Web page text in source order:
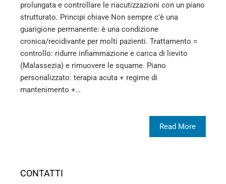
prolungata e controllare le riacutizzazioni con un piano
strutturato. Principi chiave Non sempre c'è una
guarigione permanente: è una condizione
cronica/recidivante per molti pazienti. Trattamento =
controllo: ridurre infiammazione e carica di lievito
(Malassezia) e rimuovere le squame. Piano
personalizzato: terapia acuta + regime di
mantenimento +…
Read More
CONTATTI